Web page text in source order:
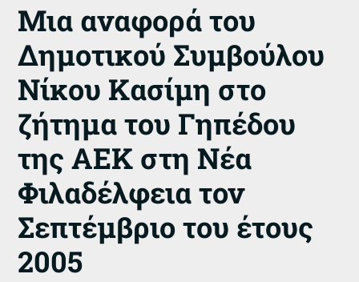
Μια αναφορά του
Δημοτικού Συμβούλου
Νίκου Κασίμη στο
ζήτημα του Γηπέδου
της ΑΕΚ στη Νέα
Φιλαδέλφεια τον
Σεπτέμβριο του έτους
2005